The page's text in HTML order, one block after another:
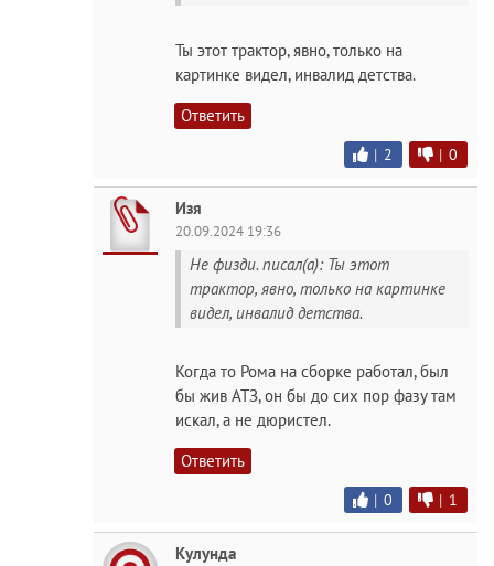
Ты этот трактор, явно, только на
картинке видел, инвалид детства.
Ответить
| 2 | 0
Изя
20.09.2024 19:36
Не физди. писал(а): Ты этот
трактор, явно, только на картинке
видел, инвалид детства.
Когда то Рома на сборке работал, был
бы жив АТЗ, он бы до сих пор фазу там
искал, а не дюристел.
Ответить
| 0 | 1
Кулунда